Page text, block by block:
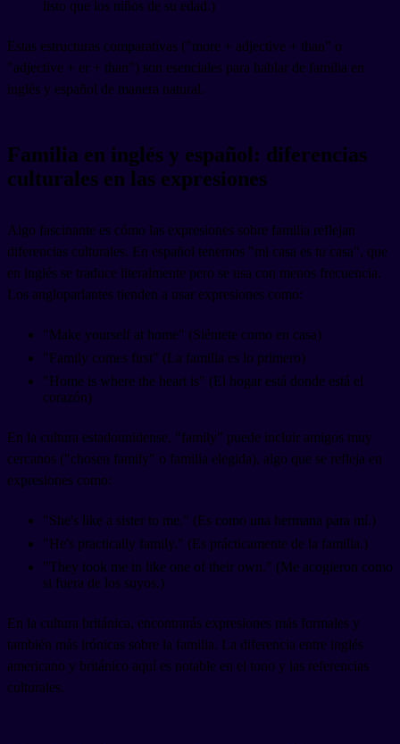
listo que los niños de su edad.)
Estas estructuras comparativas ("more + adjective + than" o
"adjective + er + than") son esenciales para hablar de familia en
inglés y español de manera natural.
Familia en inglés y español: diferencias
culturales en las expresiones
Algo fascinante es cómo las expresiones sobre familia reflejan
diferencias culturales. En español tenemos "mi casa es tu casa", que
en inglés se traduce literalmente pero se usa con menos frecuencia.
Los angloparlantes tienden a usar expresiones como:
"Make yourself at home" (Siéntete como en casa)
"Family comes first" (La familia es lo primero)
"Home is where the heart is" (El hogar está donde está el
corazón)
En la cultura estadounidense, "family" puede incluir amigos muy
cercanos ("chosen family" o familia elegida), algo que se refleja en
expresiones como:
"She's like a sister to me." (Es como una hermana para mí.)
"He's practically family." (Es prácticamente de la familia.)
"They took me in like one of their own." (Me acogieron como
si fuera de los suyos.)
En la cultura británica, encontrarás expresiones más formales y
también más irónicas sobre la familia. La diferencia entre inglés
americano y británico aquí es notable en el tono y las referencias
culturales.